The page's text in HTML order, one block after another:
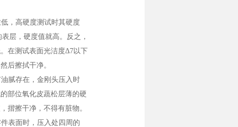
，高硬度测试时其硬度
层，硬度值就高。反之，
在测试表面光洁度Δ7以下
后擦拭干净。
腻存在，金刚头压入时
部位氧化皮蔬松层薄的硬
揩擦干净，不得有脏物。
表面时，压入处四周的